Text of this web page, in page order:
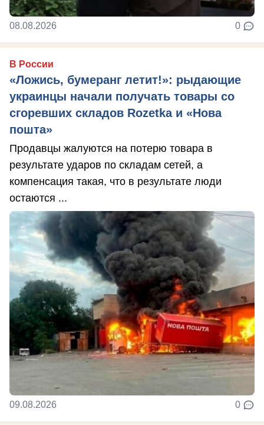
08.08.2026 0
В России
«Ложись, бумеранг летит!»: рыдающие
украинцы начали получать товары со
сгоревших складов Rozetka и «Нова
пошта»
Продавцы жалуются на потерю товара в
результате ударов по складам сетей, а
компенсация такая, что в результате люди
остаются ...
09.08.2026 0